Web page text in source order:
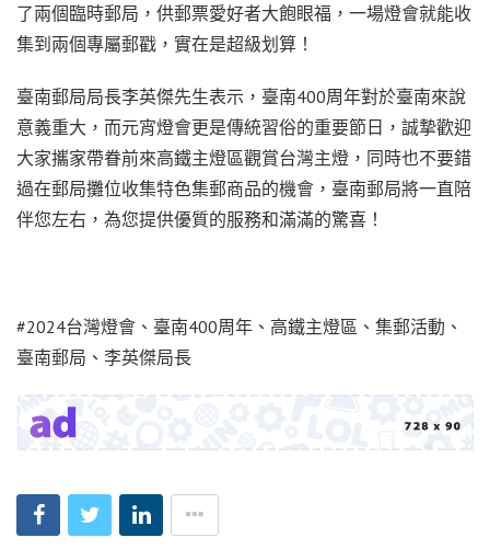
了兩個臨時郵局，供郵票愛好者大飽眼福，一場燈會就能收
集到兩個專屬郵戳，實在是超級划算！
臺南郵局局長李英傑先生表示，臺南400周年對於臺南來說
意義重大，而元宵燈會更是傳統習俗的重要節日，誠摯歡迎
大家攜家帶眷前來高鐵主燈區觀賞台灣主燈，同時也不要錯
過在郵局攤位收集特色集郵商品的機會，臺南郵局將一直陪
伴您左右，為您提供優質的服務和滿滿的驚喜！
#2024台灣燈會、臺南400周年、高鐵主燈區、集郵活動、
臺南郵局、李英傑局長